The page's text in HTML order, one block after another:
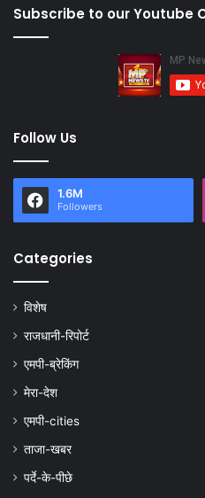
Subscribe to our Youtube
Follow Us
1.6M
Followers
Categories
विशेष
राजधानी-रिपोर्ट
एमपी-ब्रेकिंग
मेरा-देश
एमपी-cities
ताजा-खबर
पर्दे-के-पीछे